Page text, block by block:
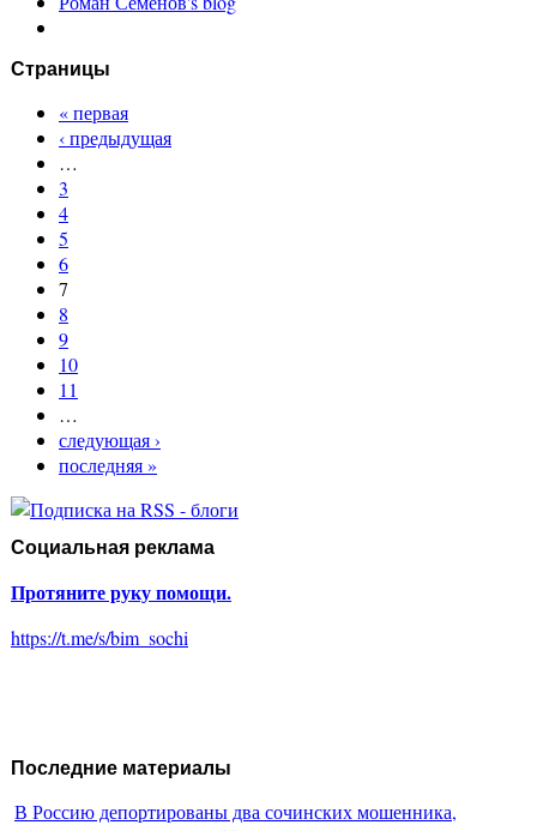
Страницы
« первая
‹ предыдущая
…
3
4
5
6
7
8
9
10
11
…
следующая ›
последняя »
Социальная реклама
Протяните руку помощи.
https://t.me/s/bim_sochi
Последние материалы
В Россию депортированы два сочинских мошенника,